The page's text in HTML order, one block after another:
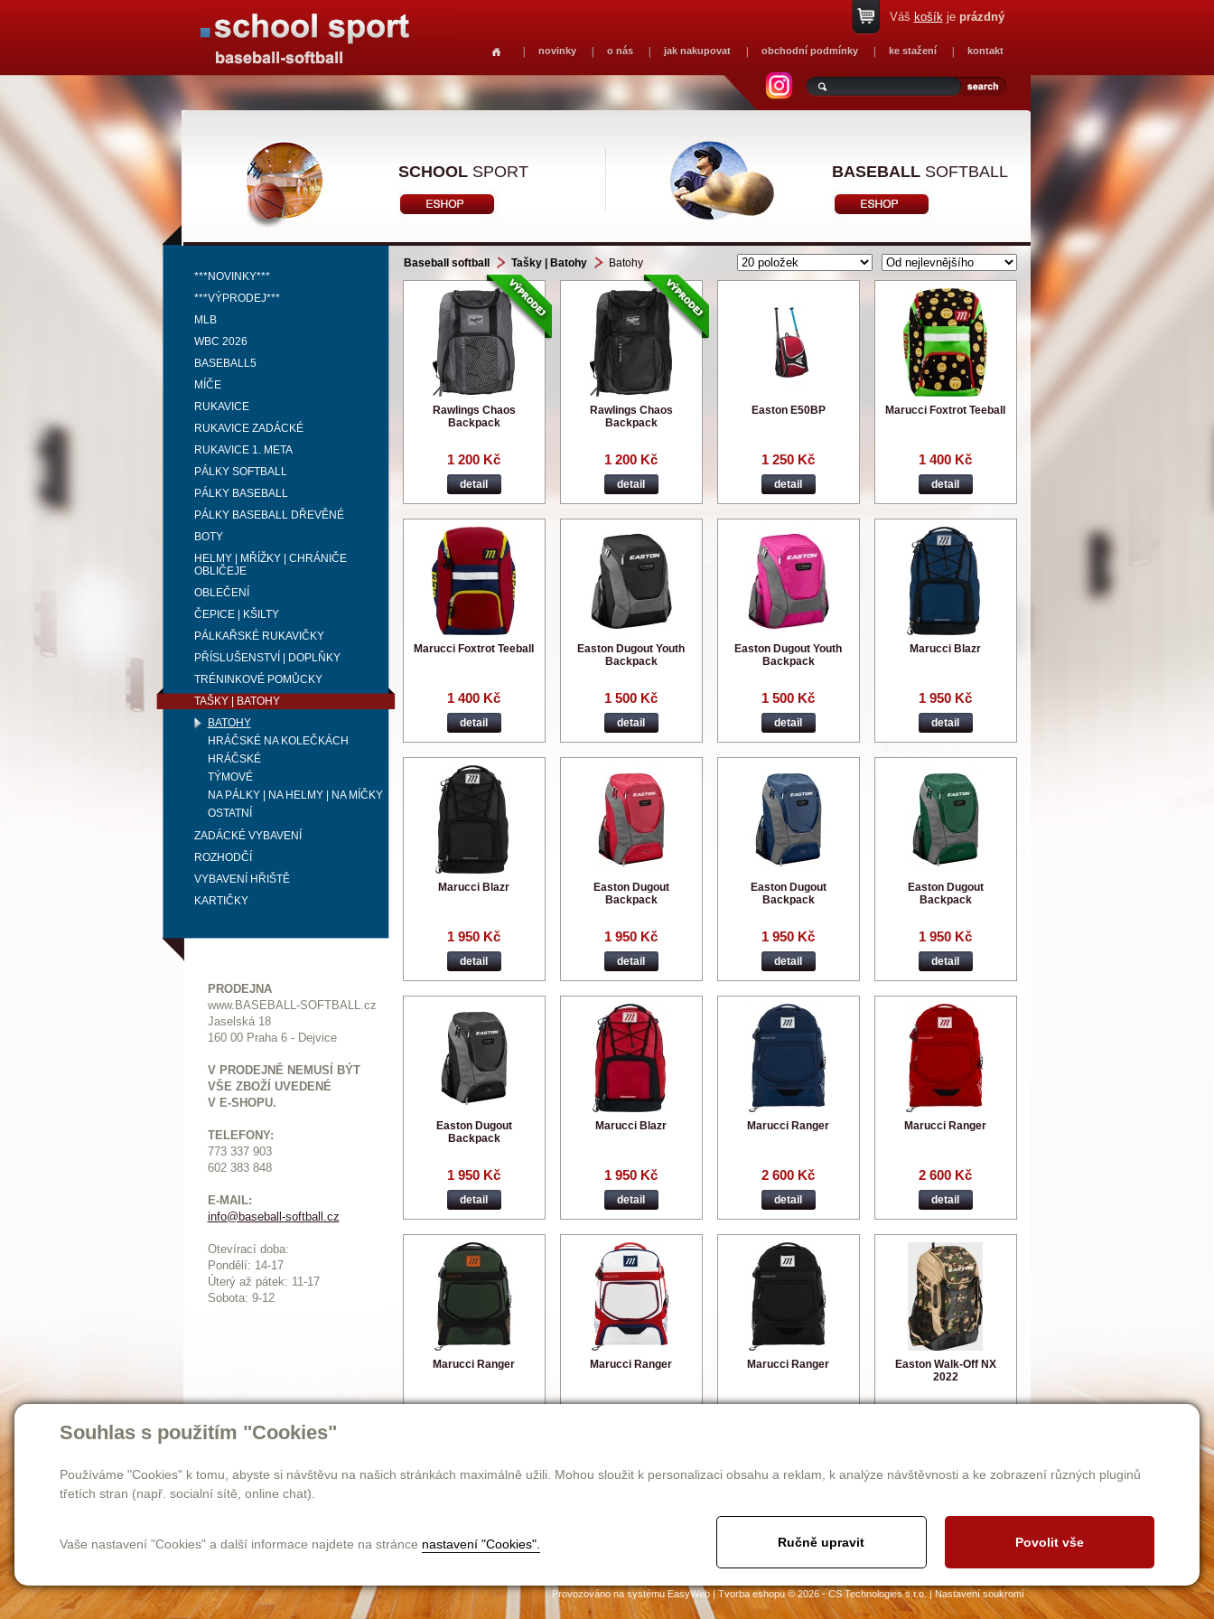
Souhlas s použitím "Cookies"
Používáme "Cookies" k tomu, abyste si návštěvu na našich stránkách maximálně užili. Mohou sloužit k personalizaci obsahu a reklam, k analýze návštěvnosti a ke zobrazení různých pluginů
třetích stran (např. socialní sítě, online chat).
Vaše nastavení "Cookies" a další informace najdete na stránce nastavení "Cookies". Ručně upravit Povolit vše
novinky o nás jak nakupovat obchodní podmínky ke stažení kontakt
Váš košíkje prázdný
SCHOOLSPORT BASEBALLSOFTBALL
***NOVINKY***
***VÝPRODEJ***
MLB
WBC 2026
BASEBALL5
MÍČE
RUKAVICE
RUKAVICE ZADÁCKÉ
RUKAVICE 1. META
PÁLKY SOFTBALL
PÁLKY BASEBALL
PÁLKY BASEBALL DŘEVĚNÉ
BOTY
HELMY | MŘÍŽKY | CHRÁNIČE
OBLIČEJE
OBLEČENÍ
ČEPICE | KŠILTY
PÁLKAŘSKÉ RUKAVIČKY
PŘÍSLUŠENSTVÍ | DOPLŇKY
TRÉNINKOVÉ POMŮCKY
TAŠKY | BATOHY
BATOHY
HRÁČSKÉ NA KOLEČKÁCH
HRÁČSKÉ
TÝMOVÉ
NA PÁLKY | NA HELMY | NA MÍČKY
OSTATNÍ
ZADÁCKÉ VYBAVENÍ
ROZHODČÍ
VYBAVENÍ HŘIŠTĚ
KARTIČKY
PRODEJNA
www.BASEBALL-SOFTBALL.cz
Jaselská 18
160 00 Praha 6 - Dejvice
V PRODEJNĚ NEMUSÍ BÝT
VŠE ZBOŽÍ UVEDENÉ
V E-SHOPU.
TELEFONY:
773 337 903
602 383 848
E-MAIL:
info@baseball-softball.cz
Otevírací doba:
Pondělí: 14-17
Úterý až pátek: 11-17
Sobota: 9-12
Baseball softball Tašky | Batohy Batohy
Rawlings Chaos
Backpack
1 200 Kč
detail
Rawlings Chaos
Backpack
1 200 Kč
detail
Easton E50BP
1 250 Kč
detail
Marucci Foxtrot Teeball
1 400 Kč
detail
Marucci Foxtrot Teeball
1 400 Kč
detail
Easton Dugout Youth
Backpack
1 500 Kč
detail
Easton Dugout Youth
Backpack
1 500 Kč
detail
Marucci Blazr
1 950 Kč
detail
Marucci Blazr
1 950 Kč
detail
Easton Dugout
Backpack
1 950 Kč
detail
Easton Dugout
Backpack
1 950 Kč
detail
Easton Dugout
Backpack
1 950 Kč
detail
Easton Dugout
Backpack
1 950 Kč
detail
Marucci Blazr
1 950 Kč
detail
Marucci Ranger
2 600 Kč
detail
Marucci Ranger
2 600 Kč
detail
Marucci Ranger Marucci Ranger Marucci Ranger
Easton Walk-Off NX
2022
jak nakupovat obchodní podmínky
Provozováno na systémuEasyWeb|Tvorba eshopu© 2026 - CS Technologies s.r.o.|Nastavení soukromí